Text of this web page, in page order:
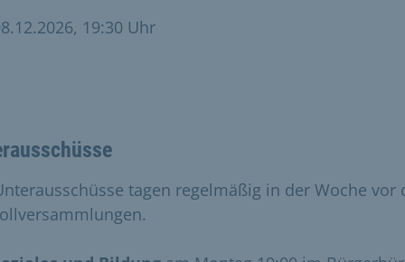
19:30 Uhr
tagen regelmäßig in der Woche vor